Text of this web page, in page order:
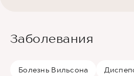
Заболевания
Болезнь Вильсона